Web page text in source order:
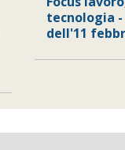
tecnologia
dell'11